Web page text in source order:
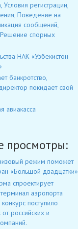
Условия регистрации,
Поведение на
сообщений,
спорных
НАК «Узбекистон
банкротство,
покидает свой
авиакасса
просмотры:
режим поможет
«Большой двадцатки»
спроектирует
аэропорта
поступило
российских и